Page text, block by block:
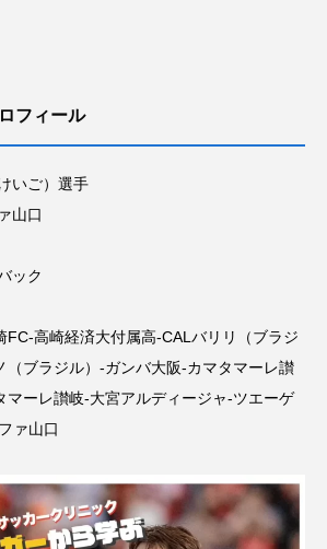
フィール
いご）選手
山口
ック
FC-高崎経済大付属高-CALバリリ（ブラジ
（ブラジル）-ガンバ大阪-カマタマーレ讃
マーレ讃岐-大宮アルディージャ-ツエーゲ
ァ山口